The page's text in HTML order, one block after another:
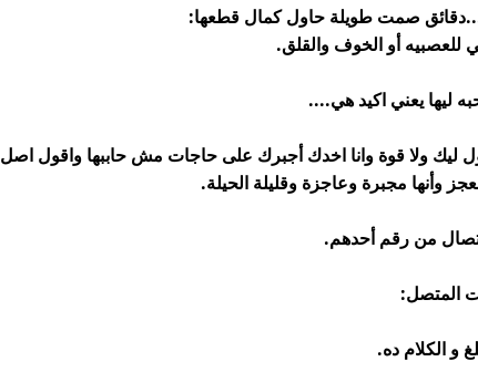
صمت طويلة حاول كمال قطعها:
أو الخوف والقلق.
ليها يعني اكيد هي....
ولا قوة وانا اخدك أجبرك على حاجات مش حاببها واقول اصل
وأنها مجبرة وعاجزة وقليلة الحيلة.
من رقم أحدهم.
المتصل:
و الكلام ده.